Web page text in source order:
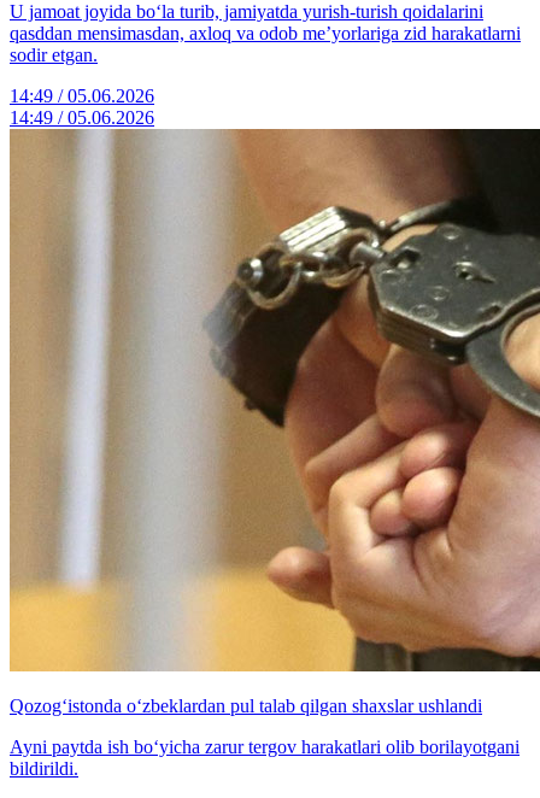
U jamoat joyida bo‘la turib, jamiyatda yurish-turish qoidalarini
qasddan mensimasdan, axloq va odob me’yorlariga zid harakatlarni
sodir etgan.
14:49 / 05.06.2026
14:49 / 05.06.2026
Qozog‘istonda o‘zbeklardan pul talab qilgan shaxslar ushlandi
Ayni paytda ish bo‘yicha zarur tergov harakatlari olib borilayotgani
bildirildi.